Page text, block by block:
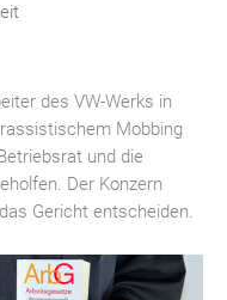
des VW-Werks in
Mobbing
und die
Der Konzern
Gericht entscheiden.